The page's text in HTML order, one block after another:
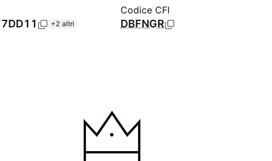
+2 altri
Codice CFI
DBFNGR